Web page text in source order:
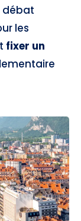
débat
les
fixer un